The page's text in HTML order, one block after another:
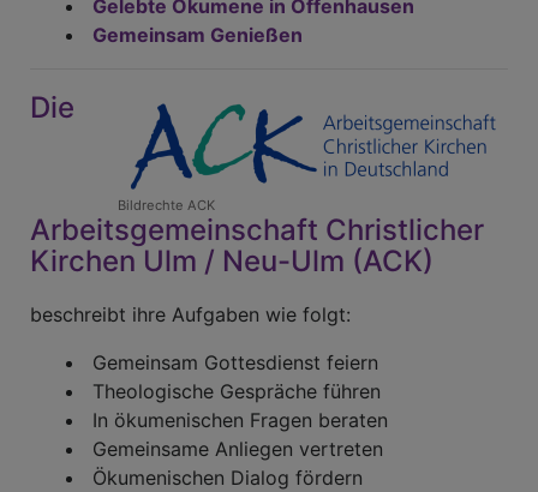
Gelebte Ökumene in Offenhausen
Gemeinsam Genießen
Bildrechte ACK
Die
Arbeitsgemeinschaft Christlicher
Kirchen Ulm / Neu-Ulm (ACK)
beschreibt ihre Aufgaben wie folgt:
Gemeinsam Gottesdienst feiern
Theologische Gespräche führen
In ökumenischen Fragen beraten
Gemeinsame Anliegen vertreten
Ökumenischen Dialog fördern